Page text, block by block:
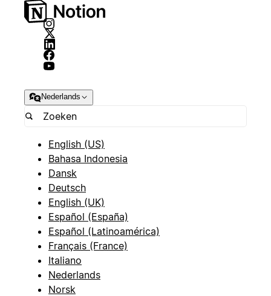
Nederlands
English (US)
Bahasa Indonesia
Dansk
Deutsch
English (UK)
Español (España)
Español (Latinoamérica)
Français (France)
Italiano
Nederlands
Norsk